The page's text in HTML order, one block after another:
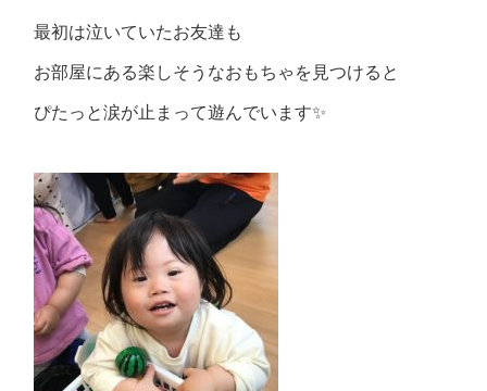
最初は泣いていたお友達も
お部屋にある楽しそうなおもちゃを見つけると
ぴたっと涙が止まって遊んでいます✨